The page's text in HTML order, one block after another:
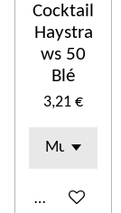
panier
Cocktail
Haystra
ws 50
Blé
3,21 €
Ajouter au